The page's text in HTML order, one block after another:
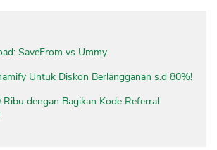
SaveFrom vs Ummy
Untuk Diskon Berlangganan s.d 80%!
Ribu dengan Bagikan Kode Referral